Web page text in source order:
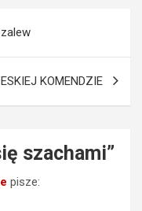
KOMENDZIE
szachami”
pisze: